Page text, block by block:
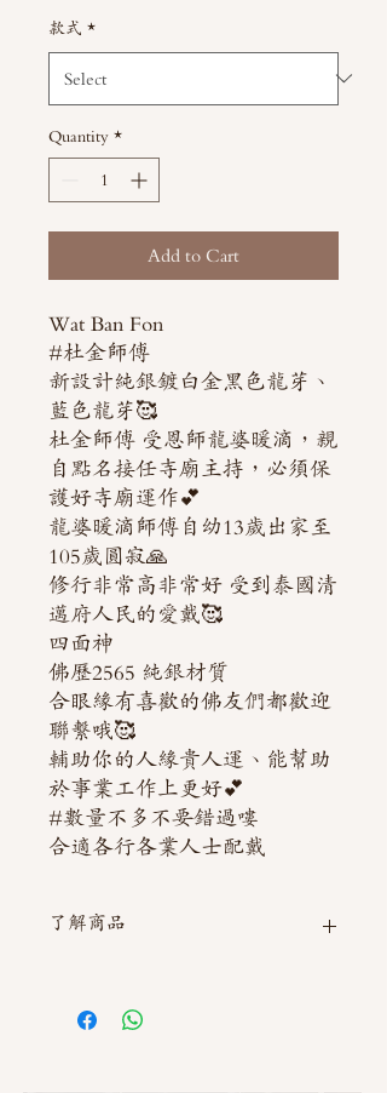
款式 *
Quantity *
Add to Cart
Wat Ban Fon
#杜金師傅
新設計純銀鍍白金黑色龍芽、
藍色龍芽🥰
杜金師傅 受恩師龍婆暖滴，親
自點名接任寺廟主持，必須保
護好寺廟運作💕
龍婆暖滴師傅自幼13歲出家至
105歲圓寂🙏
修行非常高非常好 受到泰國清
邁府人民的愛戴🥰
四面神
佛歷2565 純銀材質
合眼緣有喜歡的佛友們都歡迎
聯繫哦🥰
輔助你的人緣貴人運、能幫助
於事業工作上更好💕
#數量不多不要錯過嘍
合適各行各業人士配戴
了解商品